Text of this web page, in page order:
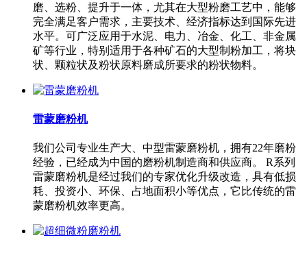
磨、选粉、提升于一体，尤其在大型粉磨工艺中，能够
完全满足客户需求，主要技术、经济指标达到国际先进
水平。可广泛应用于水泥、电力、冶金、化工、非金属
矿等行业，特别适用于各种矿石的大型制粉加工，将块
状、颗粒状及粉状原料磨成所要求的粉状物料。
雷蒙磨粉机
我们公司专业生产大、中型雷蒙磨粉机，拥有22年磨粉
经验，已经成为中国的磨粉机制造商和供应商。 R系列
雷蒙磨粉机是经过我们的专家优化升级改造，具有低损
耗、投资小、环保、占地面积小等优点，它比传统的雷
蒙磨粉机效率更高。